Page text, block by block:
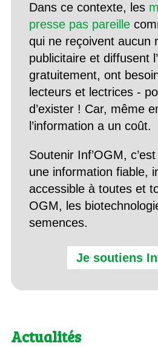
Dans ce contexte, les
presse pas pareille
qui ne reçoivent aucun
publicitaire et diffusent
gratuitement, ont
lecteurs et lectrices -
d’exister ! Car, même
l’information a un coût.
Soutenir Inf’OGM,
une information fiable,
accessible à toutes et
OGM, les
semences.
Je soutiens
Actualités